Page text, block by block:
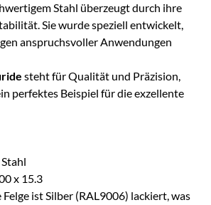
Stahl überzeugt durch ihre
Sie wurde speziell entwickelt,
anspruchsvoller Anwendungen
steht für Qualität und Präzision,
perfektes Beispiel für die exzellente
Stahl
x 15.3
Felge ist Silber (RAL9006) lackiert, was